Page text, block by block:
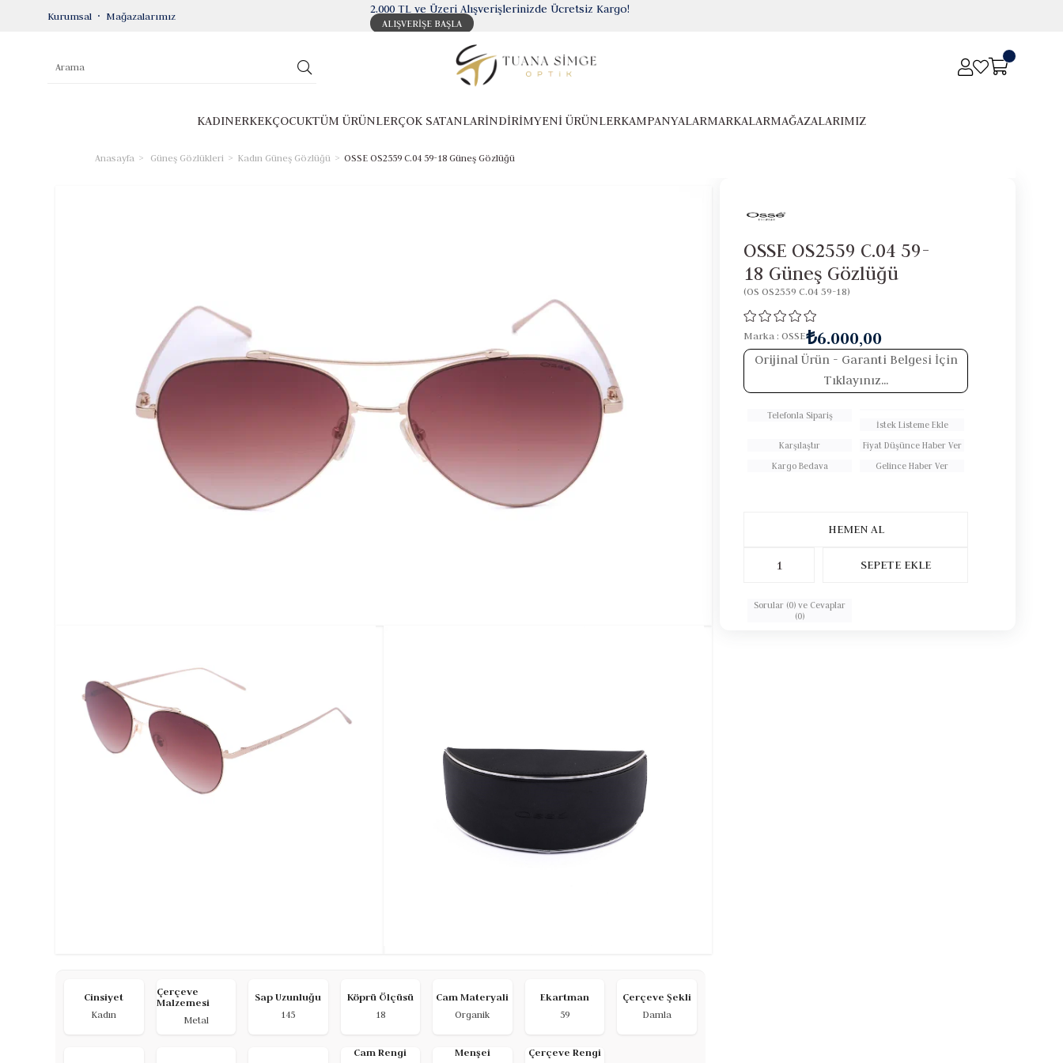
Kurumsal Mağazalarımız 2.000 TL ve Üzeri Alışverişlerinizde Ücretsiz Kargo!
ALIŞVERİŞE BAŞLA
KADINERKEKÇOCUKTÜM ÜRÜNLERÇOK SATANLARİNDİRİMYENİ ÜRÜNLERKAMPANYALARMARKALARMAĞAZALARIMIZ
Anasayfa Güneş Gözlükleri Kadın Güneş Gözlüğü OSSE OS2559 C.04 59-18 Güneş Gözlüğü
Cinsiyet
Kadın
Çerçeve
Malzemesi
Metal
Sap Uzunluğu
145
Köprü Ölçüsü
18
Cam Materyali
Organik
Ekartman
59
Çerçeve Şekli
Damla
Cam Rengi Menşei Çerçeve Rengi
OSSE OS2559 C.04 59-
18 Güneş Gözlüğü
(OS OS2559 C.04 59-18)
Marka : OSSE₺6.000,00
Orijinal Ürün - Garanti Belgesi İçin
Tıklayınız...
Telefonla Sipariş
İstek Listeme Ekle
Karşılaştır
Fiyat Düşünce Haber Ver
Kargo Bedava
Gelince Haber Ver
Sorular (0) ve Cevaplar
(0)